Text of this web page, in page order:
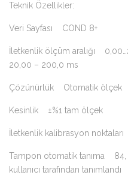
Teknik Özellikler:
Veri Sayfası COND 8+
İletkenlik ölçüm aralığı
20,00 – 200,0 ms
Çözünürlük Otomatik ölçek
Kesinlik ±%1 tam ölçek
İletkenlik kalibrasyon
Tampon otomatik tanıma 84,
kullanıcı tarafından tanımlandı